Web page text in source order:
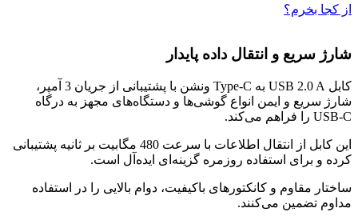
از کجا بخرم؟
شارژ سریع و انتقال داده پایدار
کابل USB 2.0 A به Type-C ونشن با پشتیبانی از جریان 3 آمپر،
شارژ سریع و ایمن انواع گوشی‌ها و دستگاه‌های مجهز به درگاه
USB-C را فراهم می‌کند.
این کابل از انتقال اطلاعات با سرعت 480 مگابیت بر ثانیه پشتیبانی
کرده و برای استفاده روزمره گزینه‌ای ایده‌آل است.
ساختار مقاوم و کانکتورهای باکیفیت، دوام بالایی را در استفاده
مداوم تضمین می‌کنند.